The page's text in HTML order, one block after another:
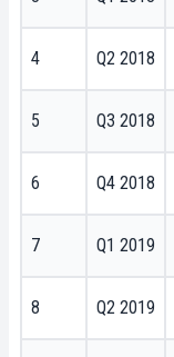
4 Q2 2018
5 Q3 2018
6 Q4 2018
7 Q1 2019
8 Q2 2019